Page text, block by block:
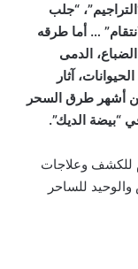
“جلب
… أما طرقه
الدمى
آثار
أشهر طرق السحر
“بيضة الديك”.
للكشف وعلاجات
للساحر